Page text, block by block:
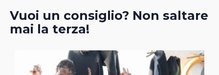
Vuoi un consiglio? Non saltare
mai la terza!